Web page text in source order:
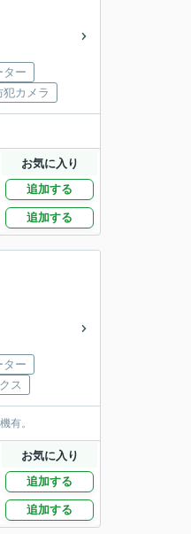
ター
犯カメラ
お気に入り
追加する
追加する
ター
ス
有。
お気に入り
追加する
追加する